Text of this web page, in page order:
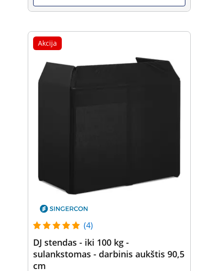
Akcija
(4)
DJ stendas - iki 100 kg -
sulankstomas - darbinis aukštis 90,5
cm